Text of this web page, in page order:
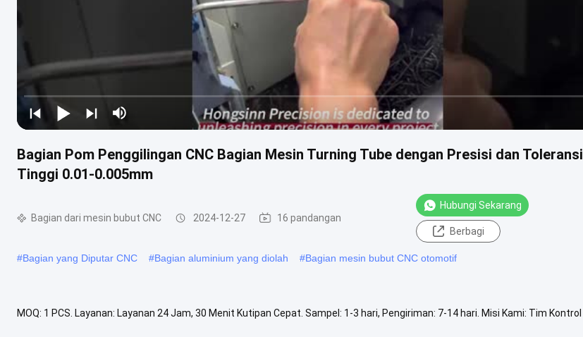
Bagian Pom Penggilingan CNC Bagian Mesin Turning Tube dengan Presisi dan Toleransi
Tinggi 0.01-0.005mm
Bagian dari mesin bubut CNC 2024-12-27 16 pandangan
Hubungi Sekarang
Berbagi
#Bagian yang Diputar CNC #Bagian aluminium yang diolah #Bagian mesin bubut CNC otomotif
MOQ: 1 PCS. Layanan: Layanan 24 Jam, 30 Menit Kutipan Cepat. Sampel: 1-3 hari, Pengiriman: 7-14 hari. Misi Kami: Tim Kontrol